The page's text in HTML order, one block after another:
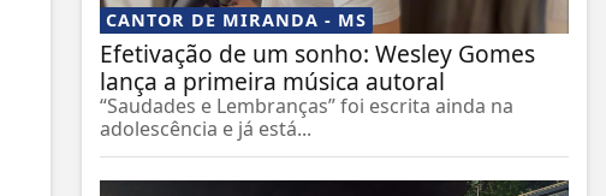
CANTOR DE MIRANDA - MS
Efetivação de um sonho: Wesley Gomes
lança a primeira música autoral
“Saudades e Lembranças” foi escrita ainda na
adolescência e já está...